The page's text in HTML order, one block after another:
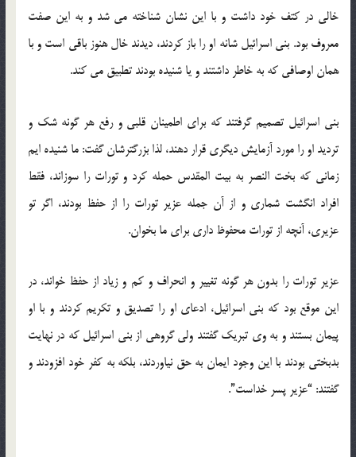
خالی در كتف خود داشت و با این نشان شناخته می شد و به این صفت
معروف بود. بنی اسرائیل شانه او را باز كردند، دیدند خال هنوز باقی است و با
همان اوصافی كه به خاطر داشتند و یا شنیده بودند تطبیق می كند.
بنی اسرائیل تصمیم گرفتند كه برای اطمینان قلبی و رفع هر گونه شك و
تردید او را مورد آزمایش دیگری قرار دهند، لذا بزرگترشان گفت: ما شنیده ایم
زمانی كه بخت النصر به بیت المقدس حمله كرد و تورات را سوزاند، فقط
افراد انگشت شماری و از آن جمله عزیر تورات را از حفظ بودند، اگر تو
عزیری، آنچه از تورات محفوظ داری برای ما بخوان.
عزیر تورات را بدون هر گونه تغییر و انحراف و كم و زیاد از حفظ خواند، در
این موقع بود كه بنی اسرائیل، ادعای او را تصدیق و تكریم كردند و با او
پیمان بستند و به وی تبریك گفتند ولی گروهی از بنی اسرائیل كه در نهایت
بدبختی بودند با این وجود ایمان به حق نیاوردند، بلكه به كفر خود افزودند و
گفتند: “عزیر پسر خداست”.